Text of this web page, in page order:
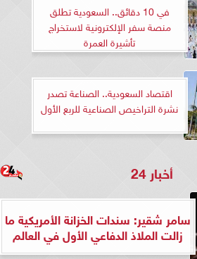
في 10 دقائق.. السعودية تطلق
منصة سفر الإلكترونية لاستخراج
تأشيرة العمرة
اقتصاد السعودية.. الصناعة تصدر
نشرة التراخيص الصناعية للربع الأول
أخبار 24
سامر شقير: سندات الخزانة الأمريكية ما
زالت الملاذ الدفاعي الأول في العالم